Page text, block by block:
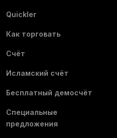
Quickler
Как торговать
Счёт
Исламский счёт
Бесплатный демосчёт
Специальные
предложения